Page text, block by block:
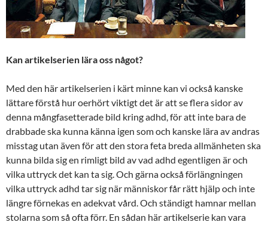
Kan artikelserien lära oss något?
Med den här artikelserien i kärt minne kan vi också kanske
lättare förstå hur oerhört viktigt det är att se flera sidor av
denna mångfasetterade bild kring adhd, för att inte bara de
drabbade ska kunna känna igen som och kanske lära av andras
misstag utan även för att den stora feta breda allmänheten ska
kunna bilda sig en rimligt bild av vad adhd egentligen är och
vilka uttryck det kan ta sig. Och gärna också förlängningen
vilka uttryck adhd tar sig när människor får rätt hjälp och inte
längre förnekas en adekvat vård. Och ständigt hamnar mellan
stolarna som så ofta förr. En sådan här artikelserie kan vara